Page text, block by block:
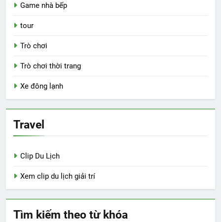
Game nhà bếp
tour
Trò chơi
Trò chơi thời trang
Xe đông lạnh
Travel
Clip Du Lịch
Xem clip du lịch giải trí
Tìm kiếm theo từ khóa